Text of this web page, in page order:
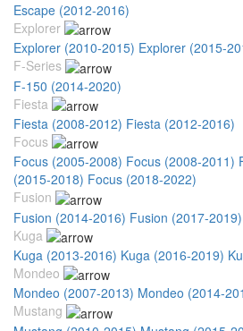
Escape (2012-2016)
Explorer
Explorer (2010-2015) Explorer (2015-
F-Series
F-150 (2014-2020)
Fiesta
Fiesta (2008-2012) Fiesta (2012-2016)
Focus
Focus (2005-2008) Focus (2008-2011)
(2015-2018) Focus (2018-2022)
Fusion
Fusion (2014-2016) Fusion (2017-2019)
Kuga
Kuga (2013-2016) Kuga (2016-2019)
Mondeo
Mondeo (2007-2013) Mondeo (2014-
Mustang